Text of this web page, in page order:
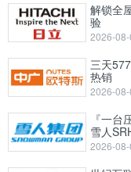
解锁全
验
2026-
三天
热销
2026-
『一台
雪人
2026-